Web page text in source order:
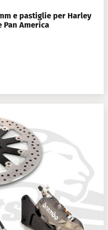
e pastiglie per Harley
Pan America